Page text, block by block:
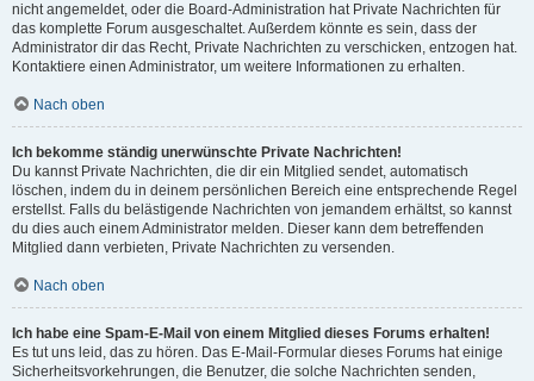
nicht angemeldet, oder die Board-Administration hat Private Nachrichten für
das komplette Forum ausgeschaltet. Außerdem könnte es sein, dass der
Administrator dir das Recht, Private Nachrichten zu verschicken, entzogen hat.
Kontaktiere einen Administrator, um weitere Informationen zu erhalten.
Nach oben
Ich bekomme ständig unerwünschte Private Nachrichten!
Du kannst Private Nachrichten, die dir ein Mitglied sendet, automatisch
löschen, indem du in deinem persönlichen Bereich eine entsprechende Regel
erstellst. Falls du belästigende Nachrichten von jemandem erhältst, so kannst
du dies auch einem Administrator melden. Dieser kann dem betreffenden
Mitglied dann verbieten, Private Nachrichten zu versenden.
Nach oben
Ich habe eine Spam-E-Mail von einem Mitglied dieses Forums erhalten!
Es tut uns leid, das zu hören. Das E-Mail-Formular dieses Forums hat einige
Sicherheitsvorkehrungen, die Benutzer, die solche Nachrichten senden,